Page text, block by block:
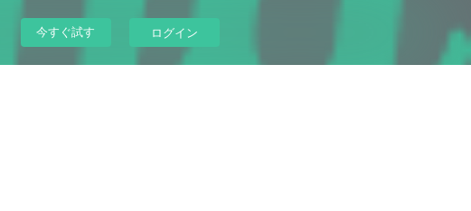
今すぐ試す ログイン